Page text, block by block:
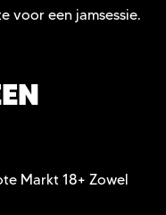
voor een jamsessie.
Markt 18+ Zowel